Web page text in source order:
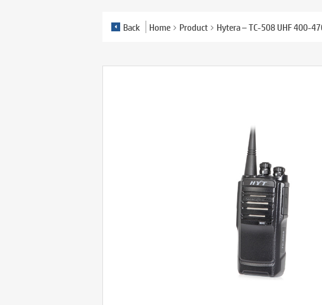
Back Home Product Hytera – TC-508 UHF 400-